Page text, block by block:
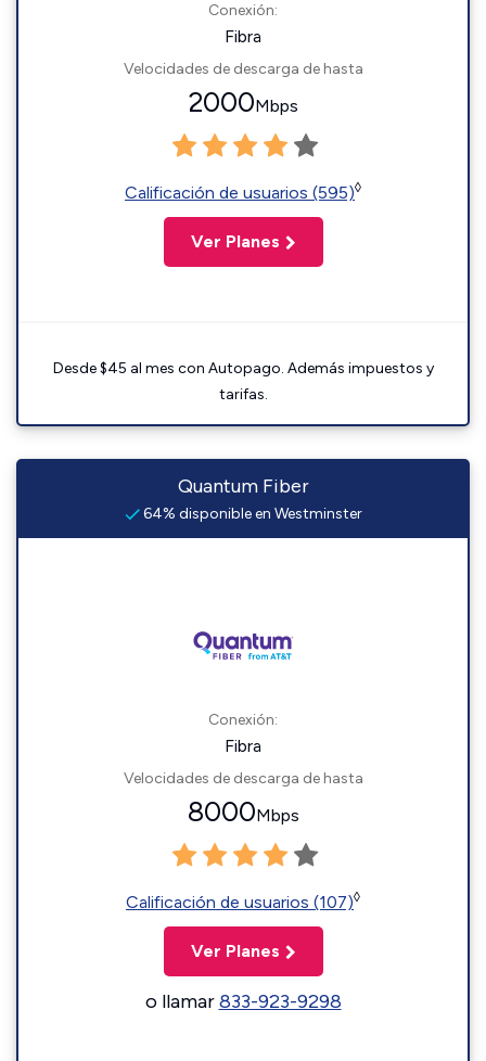
Conexión:
Fibra
Velocidades de descarga de hasta
2000Mbps
Calificación de usuarios (595)◊
Ver Planes
Desde $45 al mes con Autopago. Además impuestos y
tarifas.
Quantum Fiber
64% disponible en Westminster
Conexión:
Fibra
Velocidades de descarga de hasta
8000Mbps
Calificación de usuarios (107)◊
Ver Planes
o llamar833-923-9298